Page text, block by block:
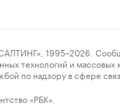
1995–2026.
технологий и
по надзору в сфере
«РБК».